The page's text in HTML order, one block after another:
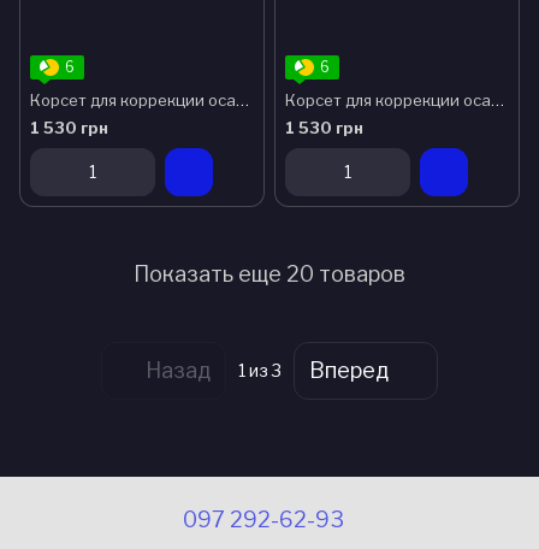
6
Корсет для коррекции осанки детский Алком 1030 р.2
1 530 грн
6
Корсет для коррекции осанки детский Алком 1030 р.3
1 530 грн
Показать еще 20 товаров
Назад 1 из 3 Вперед
097 292-62-93